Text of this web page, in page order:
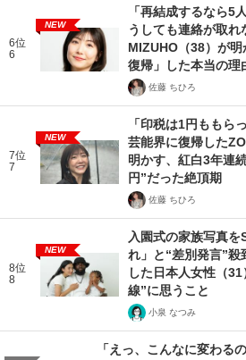
6位
6
NEW
「再結成するなら5
うしても連絡が取
MIZUHO（38）が
復帰」した本当の理
佐藤 ちひろ
7位
7
NEW
「印税は1円ももら
芸能界に復帰した
明かす、紅白3年連
円”だった絶頂期
佐藤 ちひろ
8位
8
NEW
入園式の家族写真
れ」と“差別発言”
した日本人女性（
線”に思うこと
小泉 なつみ
「えっ、こんなに変わる